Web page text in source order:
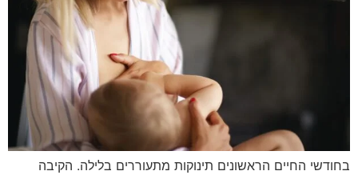
בחודשי החיים הראשונים תינוקות מתעוררים בלילה. הקיבה